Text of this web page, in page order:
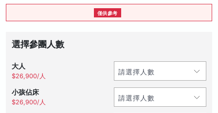
僅供參考
選擇參團人數
大人
$26,900/人
小孩佔床
$26,900/人